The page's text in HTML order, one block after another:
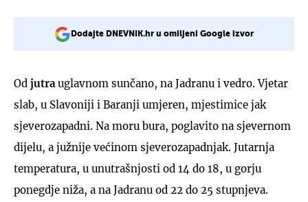
Dodajte DNEVNIK.hr u omiljeni Google izvor
Od jutrauglavnom sunčano, na Jadranu i vedro. Vjetar
slab, u Slavoniji i Baranji umjeren, mjestimice jak
sjeverozapadni. Na moru bura, poglavito na sjevernom
dijelu, a južnije većinom sjeverozapadnjak. Jutarnja
temperatura, u unutrašnjosti od 14 do 18, u gorju
ponegdje niža, a na Jadranu od 22 do 25 stupnjeva.